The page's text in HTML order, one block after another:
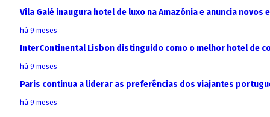
Vila Galé inaugura hotel de luxo na Amazónia e anuncia
há 9 meses
InterContinental Lisbon distinguido como o melhor hotel de
há 9 meses
Paris continua a liderar as preferências dos viajantes
há 9 meses